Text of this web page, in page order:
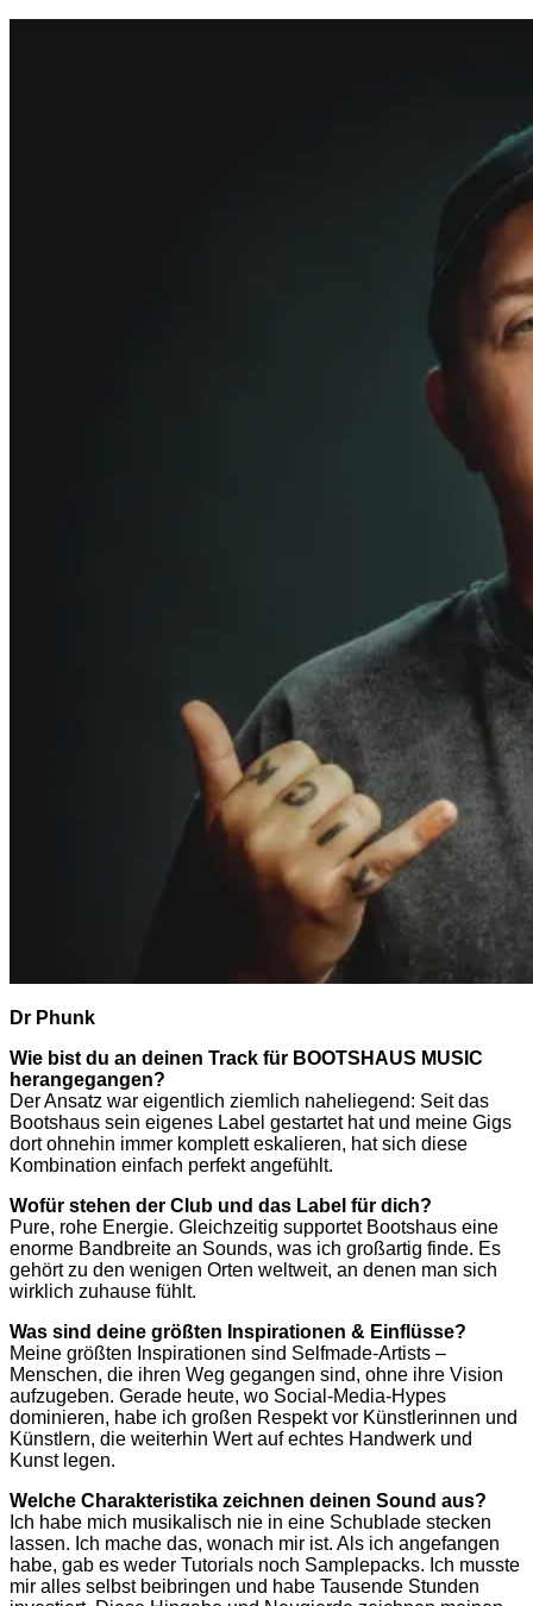
Dr Phunk
Wie bist du an deinen Track für BOOTSHAUS MUSIC
herangegangen?
Der Ansatz war eigentlich ziemlich naheliegend: Seit das
Bootshaus sein eigenes Label gestartet hat und meine Gigs
dort ohnehin immer komplett eskalieren, hat sich diese
Kombination einfach perfekt angefühlt.
Wofür stehen der Club und das Label für dich?
Pure, rohe Energie. Gleichzeitig supportet Bootshaus eine
enorme Bandbreite an Sounds, was ich großartig finde. Es
gehört zu den wenigen Orten weltweit, an denen man sich
wirklich zuhause fühlt.
Was sind deine größten Inspirationen & Einflüsse?
Meine größten Inspirationen sind Selfmade-Artists –
Menschen, die ihren Weg gegangen sind, ohne ihre Vision
aufzugeben. Gerade heute, wo Social-Media-Hypes
dominieren, habe ich großen Respekt vor Künstlerinnen und
Künstlern, die weiterhin Wert auf echtes Handwerk und
Kunst legen.
Welche Charakteristika zeichnen deinen Sound aus?
Ich habe mich musikalisch nie in eine Schublade stecken
lassen. Ich mache das, wonach mir ist. Als ich angefangen
habe, gab es weder Tutorials noch Samplepacks. Ich musste
mir alles selbst beibringen und habe Tausende Stunden